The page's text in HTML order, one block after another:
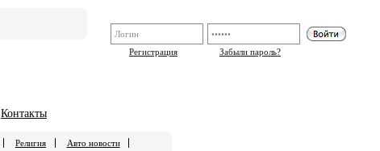
Регистрация
Забыли пароль?
Контакты
Религия
Авто новости